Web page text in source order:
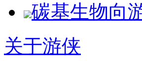
碳基生物向
关于游侠